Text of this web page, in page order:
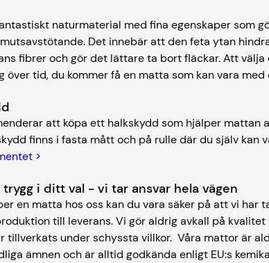
naturmaterial med fina egenskaper som
Det innebär att den feta ytan
fibrer och gör det lättare ta bort fläckar. Att
över tid, du kommer få en matta som kan vara med
att köpa ett halkskydd som hjälper mattan
finns i fasta mått och på rulle där du själv kan
>
trygg i ditt val - vi tar ansvar hela vägen
en matta hos oss kan du vara säker på att vi har
till leverans. Vi gör aldrig avkall på
tillverkats under schyssta villkor. Våra mattor är
ämnen och är alltid godkända enligt EU:s